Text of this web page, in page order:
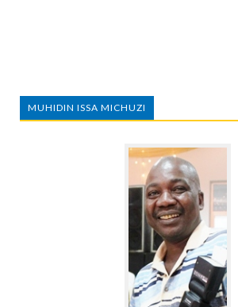
MUHIDIN ISSA MICHUZI